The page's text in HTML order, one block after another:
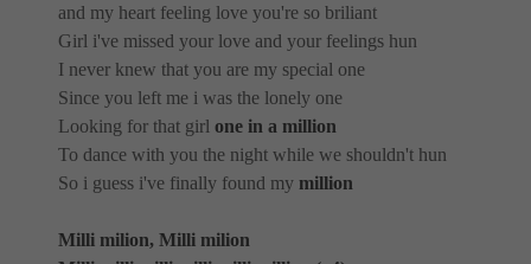
and my heart feeling love you're so briliant
Girl i've missed your love and your feelings hun
I never knew that you are my special one
Since you left me i was the lonely one
Looking for that girl one in a million
To dance with you the night while we shouldn't hun
So i guess i've finally found my million
Milli milion, Milli milion